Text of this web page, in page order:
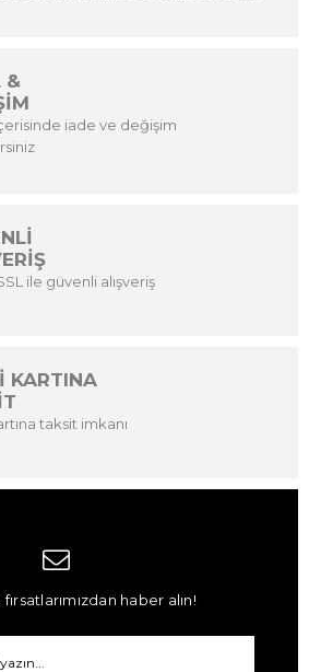
&
iade ve değişim
ile güvenli alışveriş
KARTINA
taksit imkanı
haber alın!